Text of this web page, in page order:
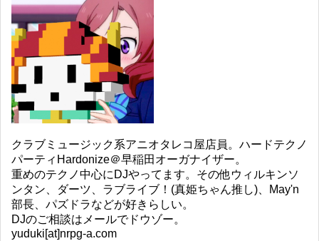
クラブミュージック系アニオタレコ屋店員。ハードテクノ
パーティHardonize＠早稲田オーガナイザー。
重めのテクノ中心にDJやってます。その他ウィルキンソ
ンタン、ダーツ、ラブライブ！(真姫ちゃん推し)、May'n
部長、パズドラなどが好きらしい。
DJのご相談はメールでドウゾー。
yuduki[at]nrpg-a.com